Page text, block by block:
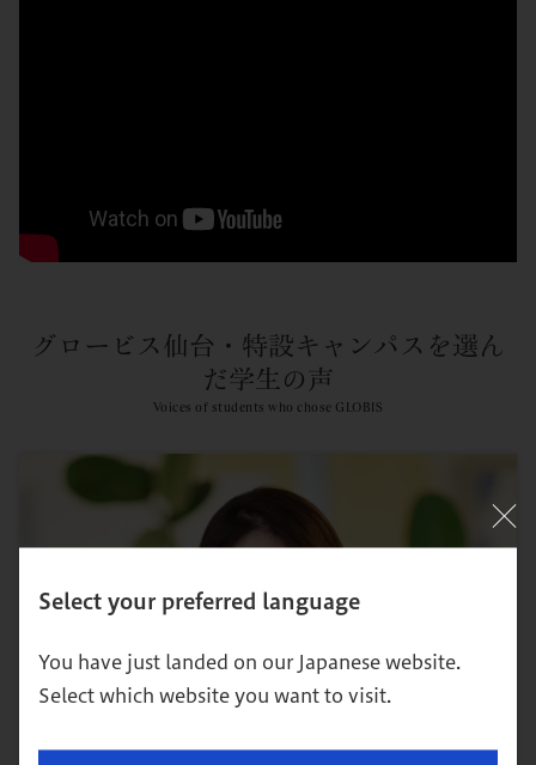
Select your preferred language
You have just landed on our Japanese website.
Select which website you want to visit.
グロービス仙台・特設キャンパスを選ん
だ学生の声
Voices of students who chose GLOBIS